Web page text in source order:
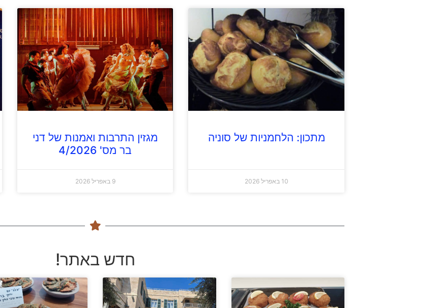
מתכון: הלחמניות של סוניה
10 באפריל 2026
מגזין התרבות ואמנות של דני
בר מס' 4/2026
9 באפריל 2026
חדש באתר!